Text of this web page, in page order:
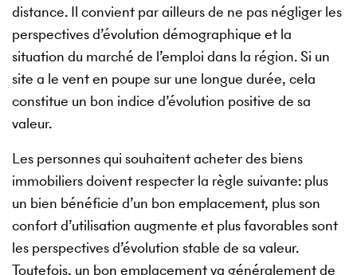
distance. Il convient par ailleurs de ne pas négliger les
perspectives d’évolution démographique et la
situation du marché de l’emploi dans la région. Si un
site a le vent en poupe sur une longue durée, cela
constitue un bon indice d’évolution positive de sa
valeur.
Les personnes qui souhaitent acheter des biens
immobiliers doivent respecter la règle suivante: plus
un bien bénéficie d’un bon emplacement, plus son
confort d’utilisation augmente et plus favorables sont
les perspectives d’évolution stable de sa valeur.
Toutefois, un bon emplacement va généralement de